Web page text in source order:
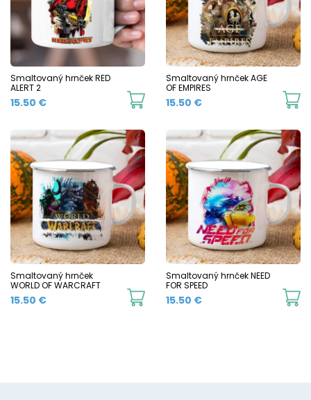
options
may
chosen
page
Smaltovaný hrnček RED
ALERT 2
15.50 €
This
has
multiple
variants.
The
options
may
be
chosen
on
Smaltovaný hrnček AGE
OF EMPIRES
15.50 €
Smaltovaný hrnček
WORLD OF WARCRAFT
15.50 €
This
Smaltovaný hrnček NEED
FOR SPEED
15.50 €